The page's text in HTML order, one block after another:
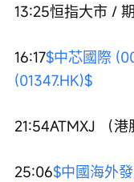
13:25恒指大市 /
16:17$中芯國際
(01347.HK)$
21:54ATMXJ （港
25:06$中國海外